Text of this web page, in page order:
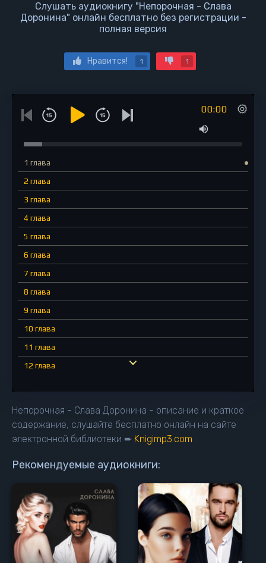
Слушать аудиокнигу "Непорочная - Слава
Доронина" онлайн бесплатно без регистрации -
полная версия
Нравится! 1 1
00:00
1 глава
2 глава
3 глава
4 глава
5 глава
6 глава
7 глава
8 глава
9 глава
10 глава
11 глава
12 глава
15 глава
16 глава
19 глава
20 глава
21 глава
22 глава
Непорочная - Слава Доронина - описание и краткое
содержание, слушайте бесплатно онлайн на сайте
электронной библиотеки ➨ Knigimp3.com
Рекомендуемые аудиокниги: